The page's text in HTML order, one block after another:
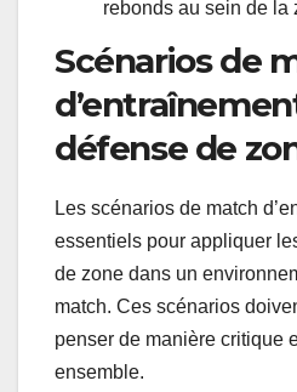
rebonds au sein de la
Scénarios de
défense de
Les scénarios de match
essentiels pour appliquer
de zone dans un
match. Ces scénarios
penser de manière critique
ensemble.